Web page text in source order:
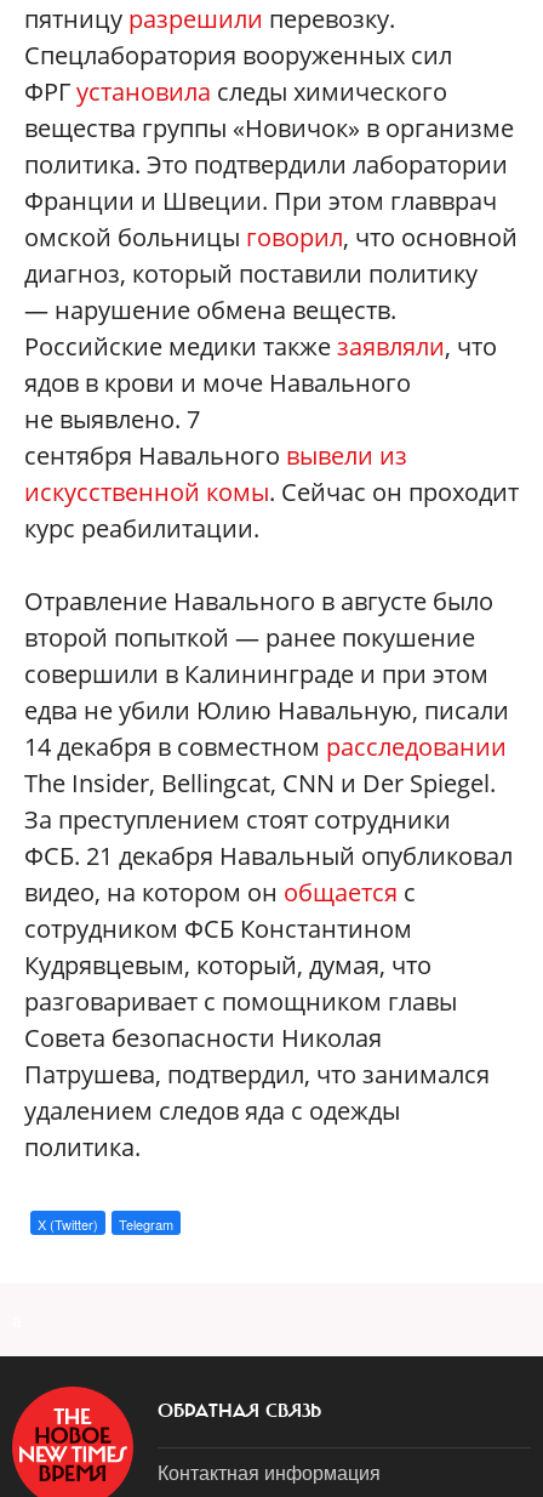
пятницу разрешили перевозку.
Спецлаборатория вооруженных сил
ФРГустановила следы химического
вещества группы «Новичок» в организме
политика. Это подтвердили лаборатории
Франции и Швеции. При этом главврач
омской больницы говорил, что основной
диагноз, который поставили политику
— нарушение обмена веществ.
Российские медики такжезаявляли, что
ядов в крови и моче Навального
не выявлено. 7
сентября Навального вывели из
искусственной комы. Сейчас он проходит
курс реабилитации.
Отравление Навального в августе было
второй попыткой — ранее покушение
совершили в Калининграде и при этом
едва не убили Юлию Навальную, писали
14 декабря в совместном расследовании
The Insider, Bellingcat, CNN и Der Spiegel.
За преступлением стоят сотрудники
ФСБ. 21 декабря Навальный опубликовал
видео, на котором он общается с
сотрудником ФСБ Константином
Кудрявцевым, который, думая, что
разговаривает с помощником главы
Совета безопасности Николая
Патрушева, подтвердил, что занимался
удалением следов яда с одежды
политика.
X (Twitter) Telegram
ОБРАТНАЯ СВЯЗЬ
Контактная информация